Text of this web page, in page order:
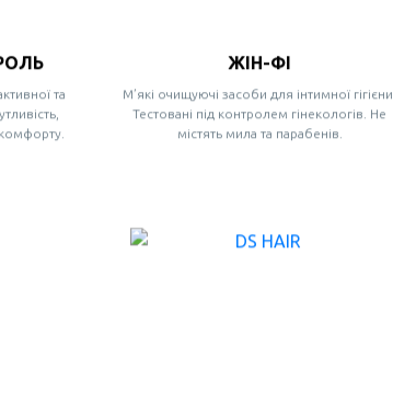
та
ЖІН-ФІ
М’які очищуючі засоби для інтимної гігієни.
Тестовані під контролем гінекологів. Не
містять мила та парабенів.